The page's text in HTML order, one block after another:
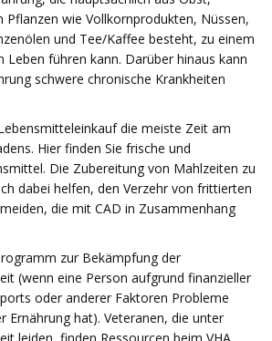
Pflanzen wie Vollkornprodukten, Nüssen,
und Tee/Kaffee besteht, zu einem
Leben führen kann. Darüber hinaus kann
schwere chronische Krankheiten
die meiste Zeit am
Hier finden Sie frische und
Die Zubereitung von Mahlzeiten zu
dabei helfen, den Verzehr von frittierten
die mit CAD in Zusammenhang
zur Bekämpfung der
(wenn eine Person aufgrund finanzieller
oder anderer Faktoren Probleme
Ernährung hat). Veteranen, die unter